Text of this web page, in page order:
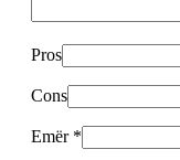
Pros
Cons
Emër *